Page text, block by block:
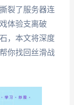
裂了服务器连
体验支离破
，本文将深度
你找回丝滑战